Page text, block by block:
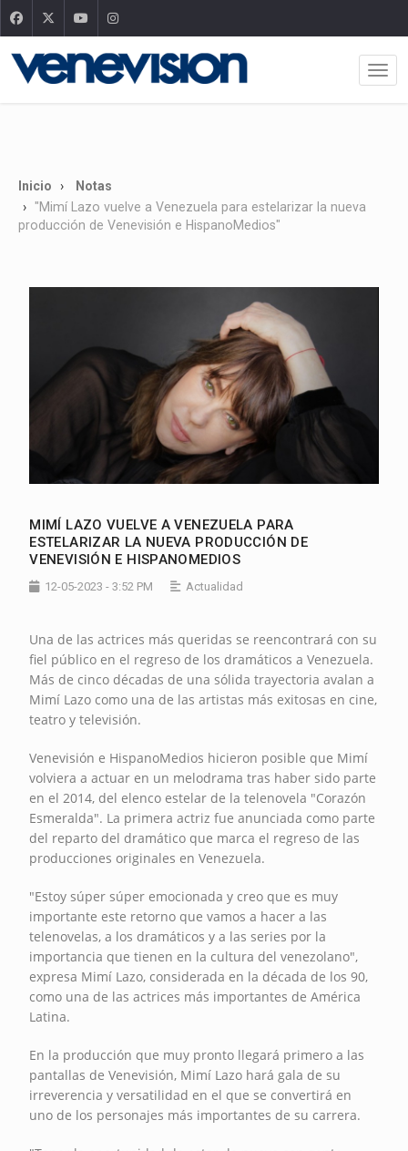
Inicio
Notas
"Mimí Lazo vuelve a Venezuela para estelarizar la nueva
producción de Venevisión e HispanoMedios"
MIMÍ LAZO VUELVE A VENEZUELA PARA
ESTELARIZAR LA NUEVA PRODUCCIÓN DE
VENEVISIÓN E HISPANOMEDIOS
12-05-2023 - 3:52 PM Actualidad
Una de las actrices más queridas se reencontrará con su
fiel público en el regreso de los dramáticos a Venezuela.
Más de cinco décadas de una sólida trayectoria avalan a
Mimí Lazo como una de las artistas más exitosas en cine,
teatro y televisión.
Venevisión e HispanoMedios hicieron posible que Mimí
volviera a actuar en un melodrama tras haber sido parte
en el 2014, del elenco estelar de la telenovela "Corazón
Esmeralda". La primera actriz fue anunciada como parte
del reparto del dramático que marca el regreso de las
producciones originales en Venezuela.
"Estoy súper súper emocionada y creo que es muy
importante este retorno que vamos a hacer a las
telenovelas, a los dramáticos y a las series por la
importancia que tienen en la cultura del venezolano",
expresa Mimí Lazo, considerada en la década de los 90,
como una de las actrices más importantes de América
Latina.
En la producción que muy pronto llegará primero a las
pantallas de Venevisión, Mimí Lazo hará gala de su
irreverencia y versatilidad en el que se convertirá en
uno de los personajes más importantes de su carrera.